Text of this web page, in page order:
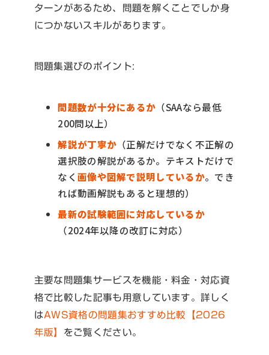
ターンがあるため、問題を解くことでしか身
につかないスキルがあります。
問題集選びのポイント:
問題数が十分にあるか （SAAなら最低
200問以上）
解説が丁寧か （正解だけでなく不正解の
選択肢の解説があるか。テキストだけで
なく 画像や図解で説明しているか。でき
れば動画解説もあると理想的）
最新の試験範囲に対応しているか
（2024年以降の改訂に対応）
主要な問題集サービスを機能・料金・対応資
格で比較した記事も用意しています。詳しく
はAWS資格の問題集おすすめ比較【2026
年版】 をご覧ください。